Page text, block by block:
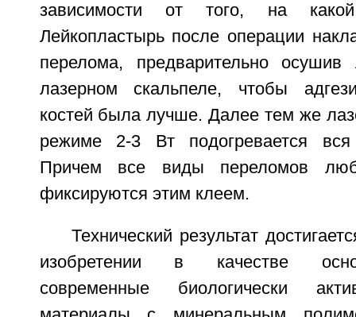
зависимости от того, на
Лейкопластырь после операции
перелома, предварительно
лазерном скальпеле, чтобы
костей была лучше. Далее тем же
режиме 2-3 Вт подогревается вся
Причем все виды переломов
фиксируются этим клеем.
Технический результат
изобретении в качестве
современные биологически